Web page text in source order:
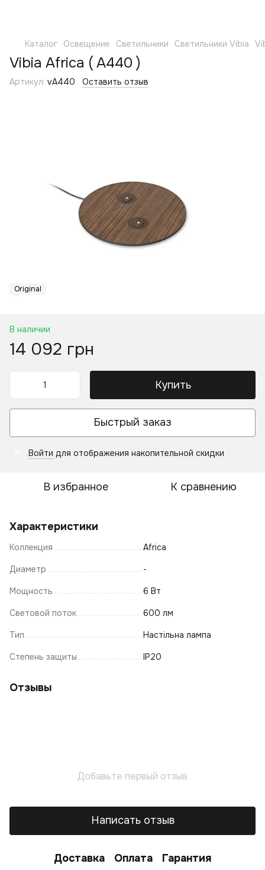
Каталог Освещение Светильники Светильники Vibia
Vibia Africa ( A440 )
Артикул: vA440 Оставить отзыв
Original
В наличии
14 092 грн
Купить
Быстрый заказ
Войти для отображения накопительной скидки
В избранное К сравнению
Характеристики
Коллекция Africa
Диаметр -
Мощность 6 Вт
Световой поток 600 лм
Тип Настільна лампа
Степень защиты IP20
Отзывы
Добавьте первый отзыв
Написать отзыв
Доставка Оплата Гарантия